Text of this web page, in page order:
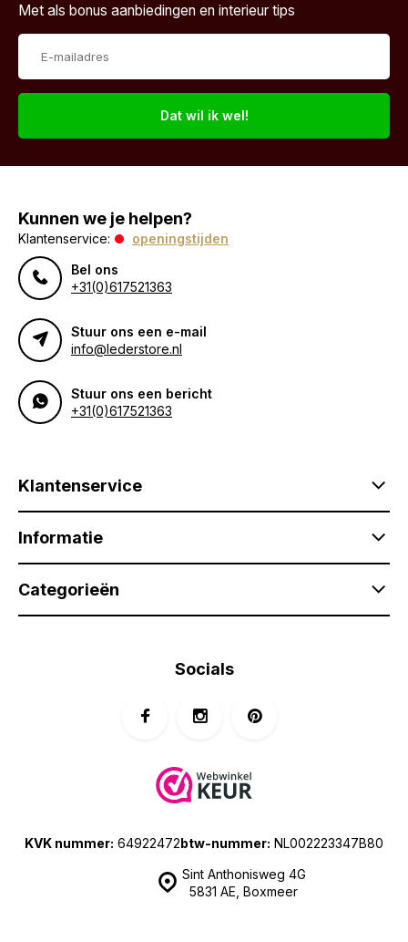
Met als bonus aanbiedingen en interieur tips
Dat wil ik wel!
Kunnen we je helpen?
Klantenservice:
openingstijden
Bel ons
+31(0)617521363
Stuur ons een e-mail
info@lederstore.nl
Stuur ons een bericht
+31(0)617521363
Klantenservice
Informatie
Categorieën
Sint Anthonisweg 4G
5831 AE, Boxmeer
KVK nummer: 64922472btw-nummer: NL002223347B80
Socials